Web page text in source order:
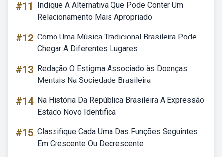
#11
Indique A Alternativa Que Pode Conter Um
Relacionamento Mais Apropriado
#12 Como Uma Música Tradicional Brasileira Pode
Chegar A Diferentes Lugares
#13 Redação O Estigma Associado às Doenças
Mentais Na Sociedade Brasileira
#14 Na História Da República Brasileira A Expressão
Estado Novo Identifica
#15 Classifique Cada Uma Das Funções Seguintes
Em Crescente Ou Decrescente